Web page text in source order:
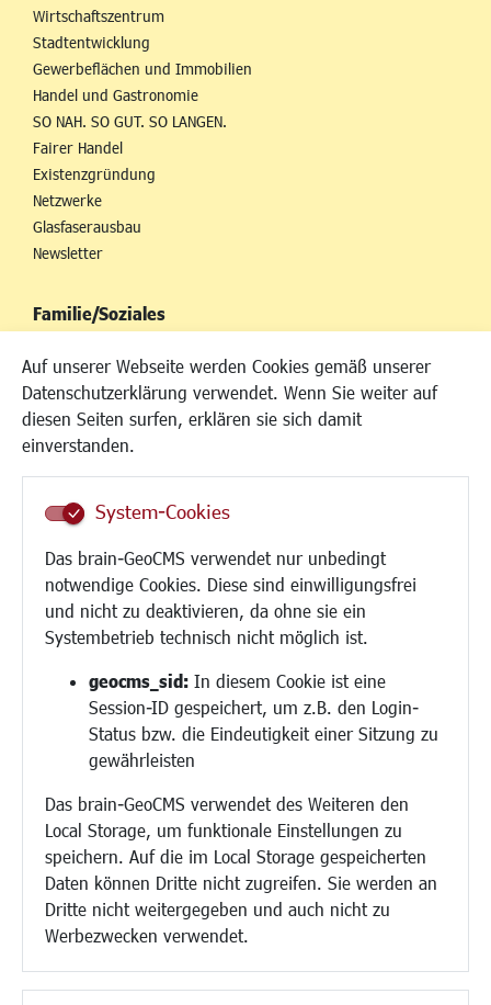
Auf unserer Webseite werden Cookies gemäß unserer
Datenschutzerklärung verwendet. Wenn Sie weiter auf
diesen Seiten surfen, erklären sie sich damit
einverstanden.
System-Cookies
Das brain-GeoCMS verwendet nur unbedingt
notwendige Cookies. Diese sind einwilligungsfrei
und nicht zu deaktivieren, da ohne sie ein
Systembetrieb technisch nicht möglich ist.
geocms_sid: In diesem Cookie ist eine
Session-ID gespeichert, um z.B. den Login-
Status bzw. die Eindeutigkeit einer Sitzung zu
gewährleisten
Das brain-GeoCMS verwendet des Weiteren den
Local Storage, um funktionale Einstellungen zu
speichern. Auf die im Local Storage gespeicherten
Daten können Dritte nicht zugreifen. Sie werden an
Dritte nicht weitergegeben und auch nicht zu
Werbezwecken verwendet.
Wirtschaftszentrum
Stadtentwicklung
Gewerbeflächen und Immobilien
Handel und Gastronomie
SO NAH. SO GUT. SO LANGEN.
Fairer Handel
Existenzgründung
Netzwerke
Glasfaserausbau
Newsletter
Familie/Soziales
Kinderbetreuung
Kinder und Jugend
Institutionen für Familien
Frauen
Schule
Demokratie leben
Ukrainehilfe
Hilfe für Geflüchtete
Religion
Bauen/Umwelt/Mobilität
Bebauungsplanung
Verkehr/Mobilität
Glasfaserausbau
Aktuelle Baustellen
Paddelteich
CINDY S
Kultur/Freizeit/Tourismus